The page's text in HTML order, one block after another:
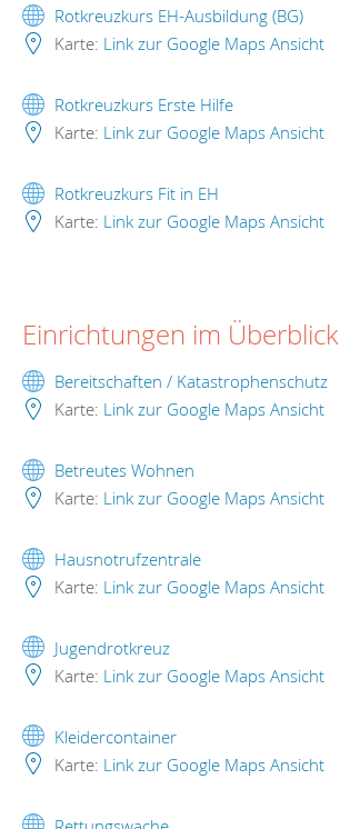
Rotkreuzkurs EH-Ausbildung (BG)
Karte: Link zur Google Maps Ansicht
Rotkreuzkurs Erste Hilfe
Karte: Link zur Google Maps Ansicht
Rotkreuzkurs Fit in EH
Karte: Link zur Google Maps Ansicht
Einrichtungen im Überblick
Bereitschaften / Katastrophenschutz
Karte: Link zur Google Maps Ansicht
Betreutes Wohnen
Karte: Link zur Google Maps Ansicht
Hausnotrufzentrale
Karte: Link zur Google Maps Ansicht
Jugendrotkreuz
Karte: Link zur Google Maps Ansicht
Kleidercontainer
Karte: Link zur Google Maps Ansicht